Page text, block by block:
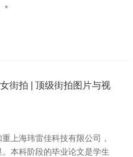
*
街拍 | 顶级街拍图片与视
上海玮雷佳科技有限公司，
本科阶段的毕业论文是学生